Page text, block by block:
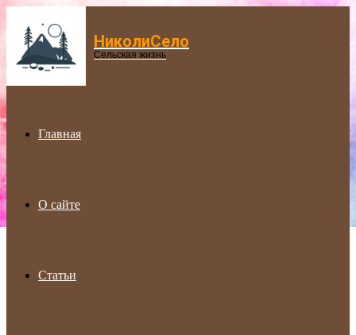
Menu НиколиСело
Сельская жизнь
Главная
О сайте
Статьи